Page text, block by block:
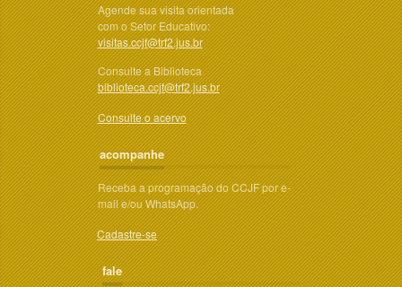
Agende sua visita orientada
com o Setor Educativo:
visitas.ccjf@trf2.jus.br
Consulte a Biblioteca
biblioteca.ccjf@trf2.jus.br
Consulte o acervo
acompanhe
Receba a programação do CCJF por e-
mail e/ou WhatsApp.
Cadastre-se
fale